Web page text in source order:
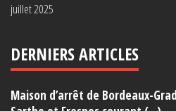
juillet 2025
DERNIERS ARTICLES
Maison d’arrêt de Bordeaux-